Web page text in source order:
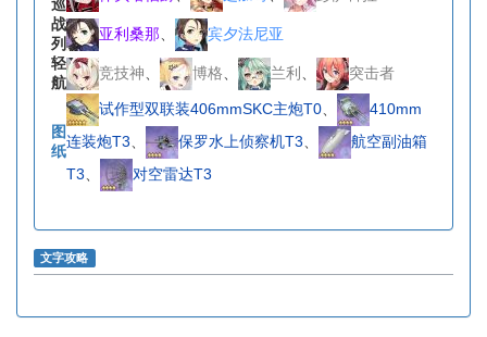
巡
战
列
亚利桑那
宾夕法尼亚
轻
航
竞技神 博格 兰利 突击者
图
纸
试作型双联装406mmSKC主炮T0
410mm
连装炮T3
保罗水上侦察机T3
航空副油箱
T3
对空雷达T3
文字攻略